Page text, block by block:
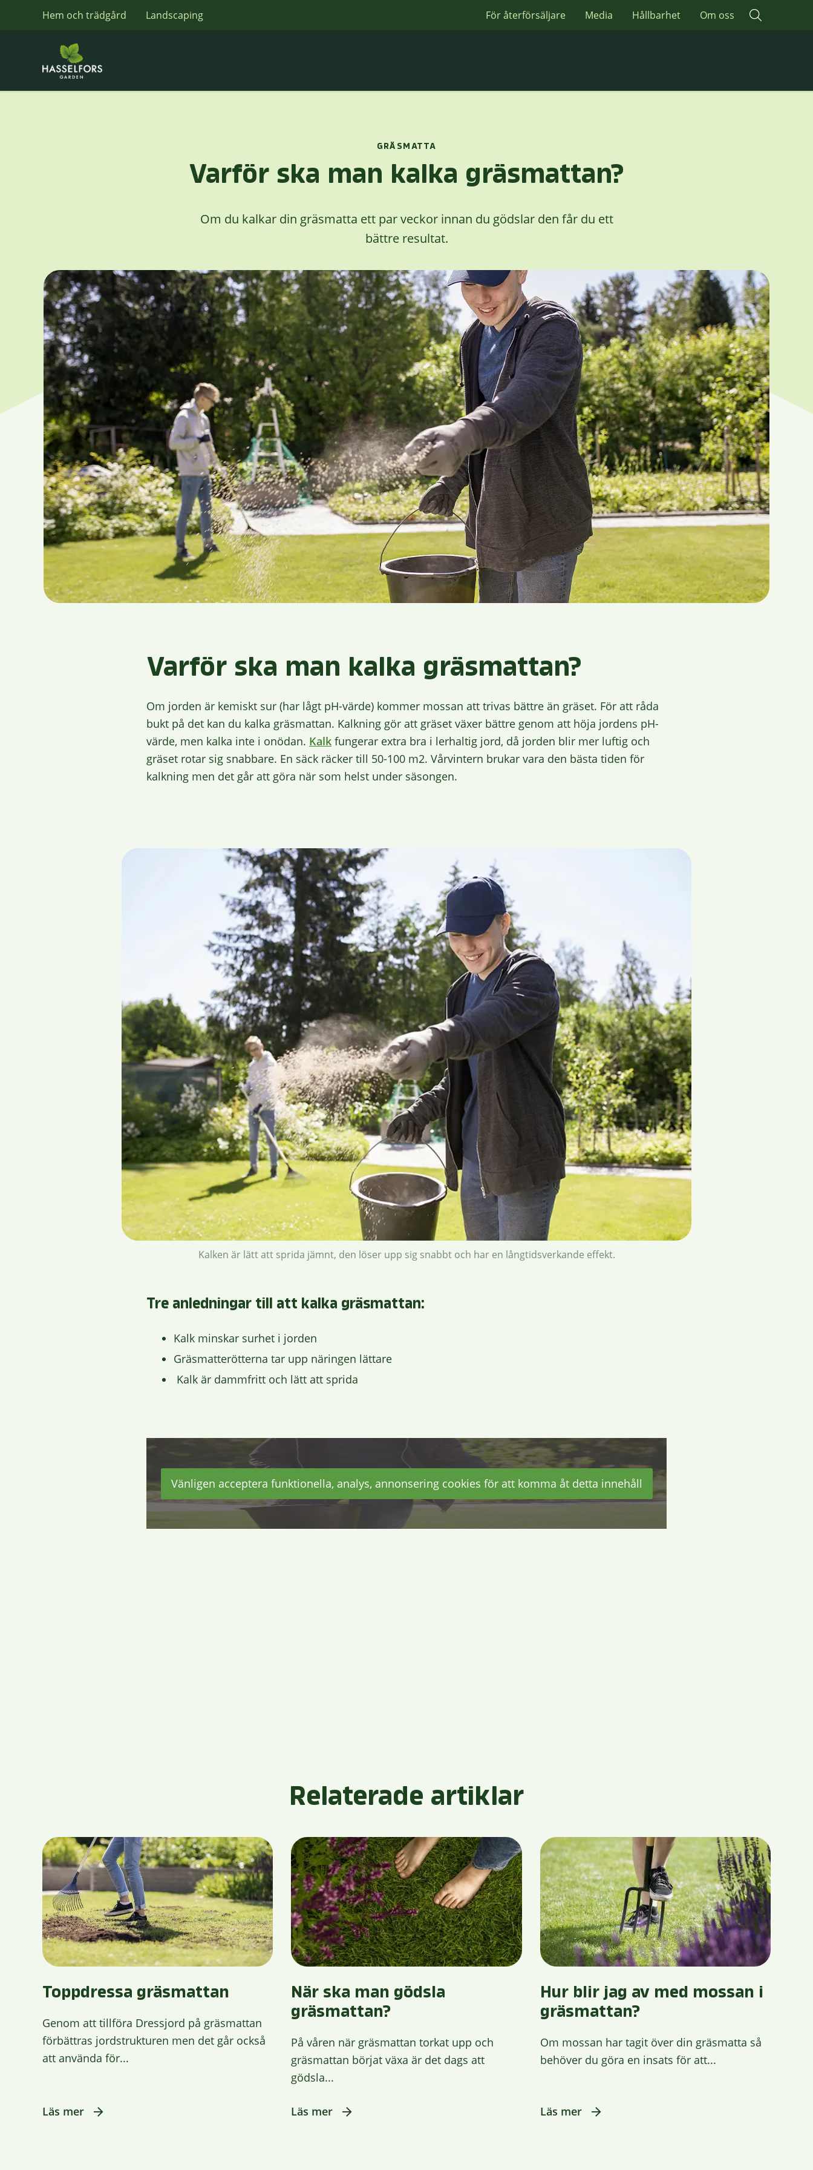
Hem och trädgård Landscaping För återförsäljare Media Hållbarhet Om oss
GRÄSMATTA
Varför ska man kalka gräsmattan?
Om du kalkar din gräsmatta ett par veckor innan du gödslar den får du ett
bättre resultat.
Varför ska man kalka gräsmattan?
Om jorden är kemiskt sur (har lågt pH-värde) kommer mossan att trivas bättre än gräset. För att råda
bukt på det kan du kalka gräsmattan. Kalkning gör att gräset växer bättre genom att höja jordens pH-
värde, men kalka inte i onödan. Kalk fungerar extra bra i lerhaltig jord, då jorden blir mer luftig och
gräset rotar sig snabbare. En säck räcker till 50-100 m2. Vårvintern brukar vara den bästa tiden för
kalkning men det går att göra när som helst under säsongen.
Kalken är lätt att sprida jämnt, den löser upp sig snabbt och har en långtidsverkande effekt.
Tre anledningar till att kalka gräsmattan:
Kalk minskar surhet i jorden
Gräsmatterötterna tar upp näringen lättare
Kalk är dammfritt och lätt att sprida
Vänligen acceptera funktionella, analys, annonsering cookies för att komma åt detta innehåll
Relaterade artiklar
Toppdressa gräsmattan
Genom att tillföra Dressjord på gräsmattan
förbättras jordstrukturen men det går också
att använda för...
Läs mer
När ska man gödsla
gräsmattan?
På våren när gräsmattan torkat upp och
gräsmattan börjat växa är det dags att
gödsla...
Läs mer
Hur blir jag av med mossan i
gräsmattan?
Om mossan har tagit över din gräsmatta så
behöver du göra en insats för att...
Läs mer